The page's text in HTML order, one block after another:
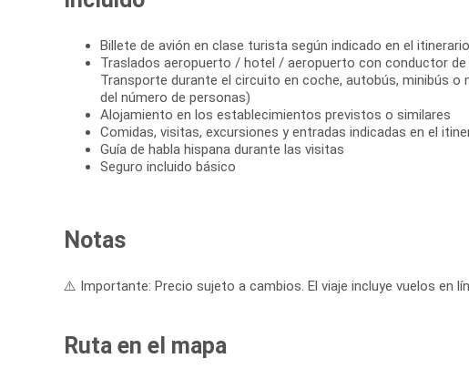
Billete de avión en clase turista según indicado en el
Traslados aeropuerto / hotel / aeropuerto con conductor de
Transporte durante el circuito en coche, autobús, minibús o
del número de personas)
Alojamiento en los establecimientos previstos o similares
Comidas, visitas, excursiones y entradas indicadas en el
Guía de habla hispana durante las visitas
Seguro incluido básico
Notas
⚠️ Importante: Precio sujeto a cambios. El viaje incluye vuelos en
Ruta en el mapa